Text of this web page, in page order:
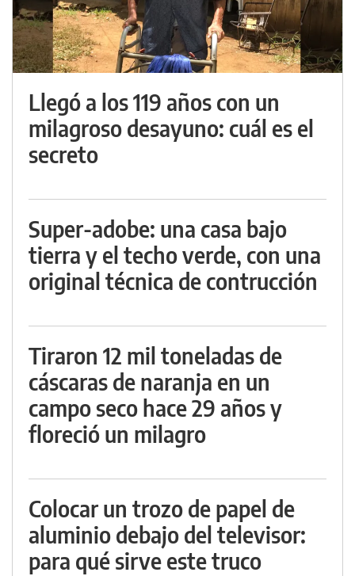
Llegó a los 119 años con un
milagroso desayuno: cuál es el
secreto
Super-adobe: una casa bajo
tierra y el techo verde, con una
original técnica de contrucción
Tiraron 12 mil toneladas de
cáscaras de naranja en un
campo seco hace 29 años y
floreció un milagro
Colocar un trozo de papel de
aluminio debajo del televisor:
para qué sirve este truco